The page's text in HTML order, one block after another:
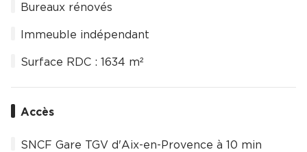
Bureaux rénovés
Immeuble indépendant
Surface RDC : 1634 m²
Accès
SNCF Gare TGV d'Aix-en-Provence à 10 min